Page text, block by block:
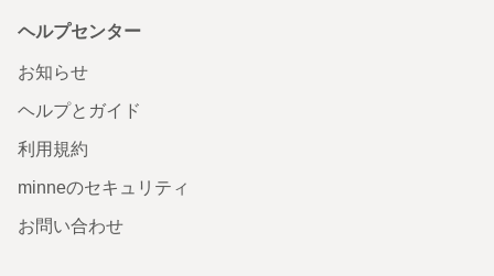
ヘルプセンター
お知らせ
ヘルプとガイド
利用規約
minneのセキュリティ
お問い合わせ